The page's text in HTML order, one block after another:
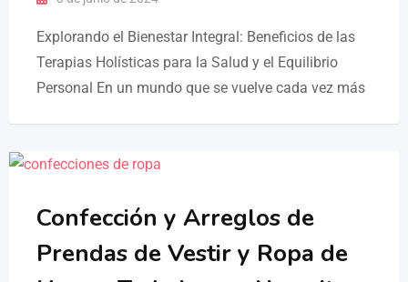
Explorando el Bienestar Integral: Beneficios de las
Terapias Holísticas para la Salud y el Equilibrio
Personal En un mundo que se vuelve cada vez más
Confección y Arreglos de
Prendas de Vestir y Ropa de